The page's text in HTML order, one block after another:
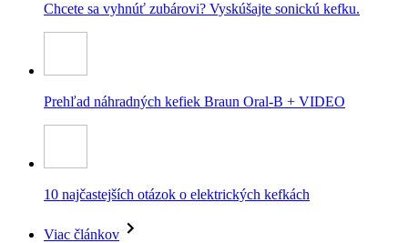
Chcete sa vyhnúť zubárovi? Vyskúšajte sonickú kefku.
Prehľad náhradných kefiek Braun Oral-B + VIDEO
10 najčastejších otázok o elektrických kefkách
Viac článkov